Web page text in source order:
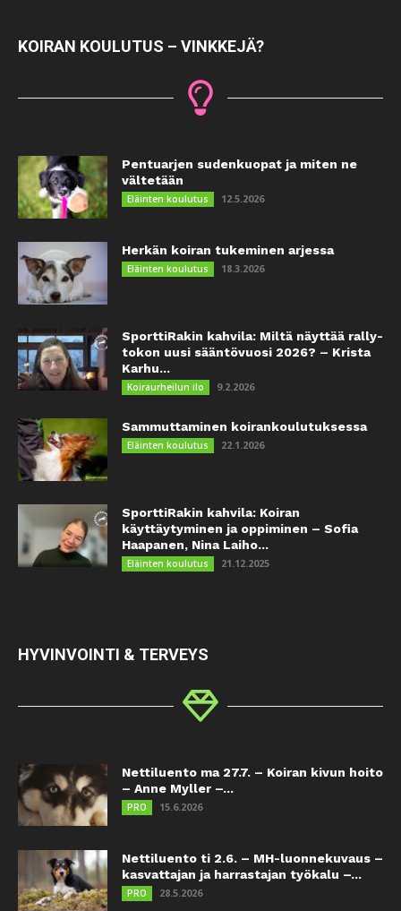
KOIRAN KOULUTUS – VINKKEJÄ?
Pentuarjen sudenkuopat ja miten ne
vältetään
Eläinten koulutus 12.5.2026
Herkän koiran tukeminen arjessa
Eläinten koulutus 18.3.2026
SporttiRakin kahvila: Miltä näyttää rally-
tokon uusi sääntövuosi 2026? – Krista
Karhu...
Koiraurheilun ilo 9.2.2026
Sammuttaminen koirankoulutuksessa
Eläinten koulutus 22.1.2026
SporttiRakin kahvila: Koiran
käyttäytyminen ja oppiminen – Sofia
Haapanen, Nina Laiho...
Eläinten koulutus 21.12.2025
HYVINVOINTI & TERVEYS
Nettiluento ma 27.7. – Koiran kivun hoito
– Anne Myller –...
PRO 15.6.2026
Nettiluento ti 2.6. – MH-luonnekuvaus –
kasvattajan ja harrastajan työkalu –...
PRO 28.5.2026